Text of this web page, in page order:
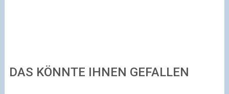
DAS KÖNNTE IHNEN GEFALLEN